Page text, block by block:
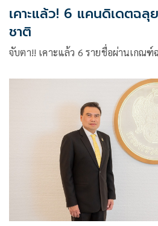
เคาะแล้ว! 6 แคนดิเดตฉลุ
ชาติ
จับตา!! เคาะแล้ว 6 รายชื่อผ่านเกณ